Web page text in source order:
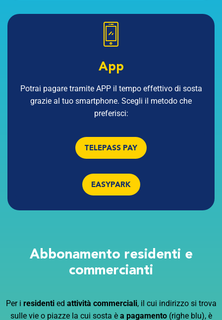
App
Potrai pagare tramite APP il tempo effettivo di sosta
grazie al tuo smartphone. Scegli il metodo che
preferisci:
TELEPASS PAY
EASYPARK
Abbonamento residenti e
commercianti
Per i residentied attività commerciali, il cui indirizzo si trova
sulle vie o piazze la cui sosta è a pagamento(righe blu), è